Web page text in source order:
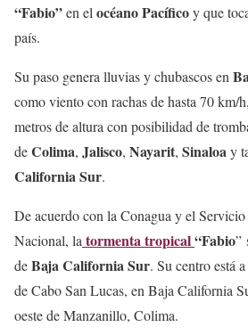
“Fabio”en el océano Pacíficoy que
país.
Su paso genera lluvias y chubascos en
como viento con rachas de hasta 70 km/
metros de altura con posibilidad de
deColima, Jalisco, Nayarit, Sinaloay
California Sur.
De acuerdo con la Conagua y el
Nacional, la tormenta tropical“Fabio”
deBaja California Sur. Su centro está
de Cabo San Lucas, en Baja California
oeste de Manzanillo, Colima.